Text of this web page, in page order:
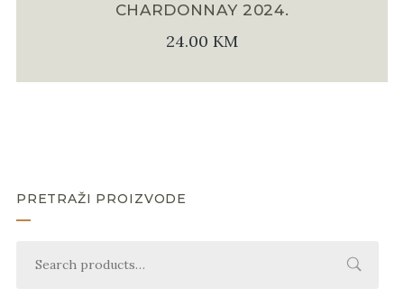
CHARDONNAY 2024.
24.00 KM
PRETRAŽI PROIZVODE